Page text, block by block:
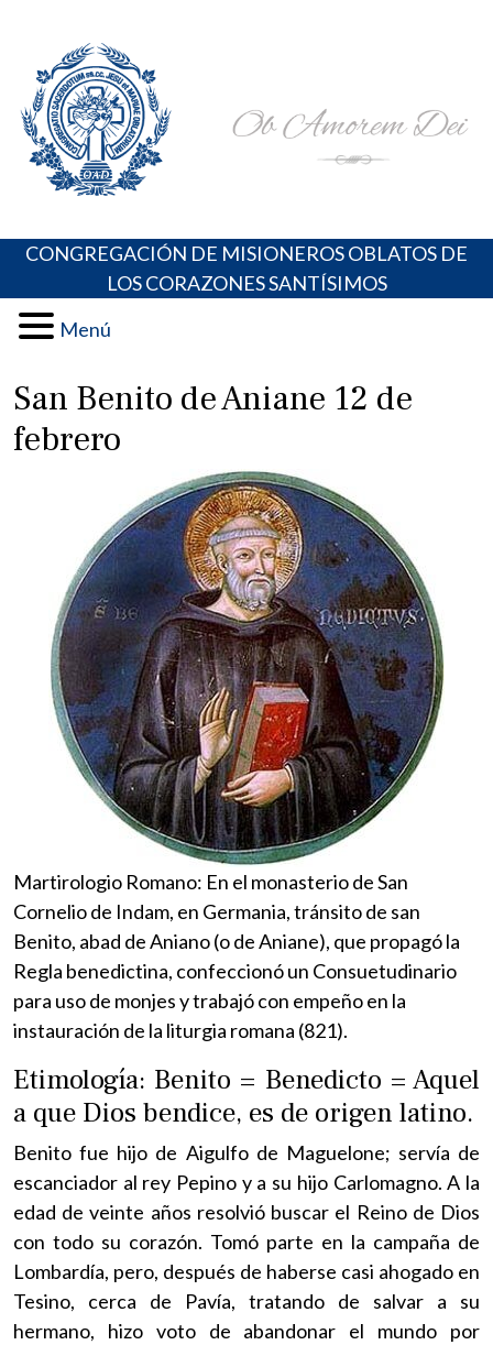
content
Portal de los Padres Oblatos. Advocaciones Marianas,
Oraciones, Música religiosa y más
CONGREGACIÓN DE MISIONEROS OBLATOS DE
LOS CORAZONES SANTÍSIMOS
Menú
San Benito de Aniane 12 de
febrero
Martirologio Romano: En el monasterio de San
Cornelio de Indam, en Germania, tránsito de san
Benito, abad de Aniano (o de Aniane), que propagó la
Regla benedictina, confeccionó un Consuetudinario
para uso de monjes y trabajó con empeño en la
instauración de la liturgia romana (821).
Etimología: Benito = Benedicto = Aquel
a que Dios bendice, es de origen latino.
Benito fue hijo de Aigulfo de Maguelone; servía de
escanciador al rey Pepino y a su hijo Carlomagno. A la
edad de veinte años resolvió buscar el Reino de Dios
con todo su corazón. Tomó parte en la campaña de
Lombardía, pero, después de haberse casi ahogado en
Tesino, cerca de Pavía, tratando de salvar a su
hermano, hizo voto de abandonar el mundo por